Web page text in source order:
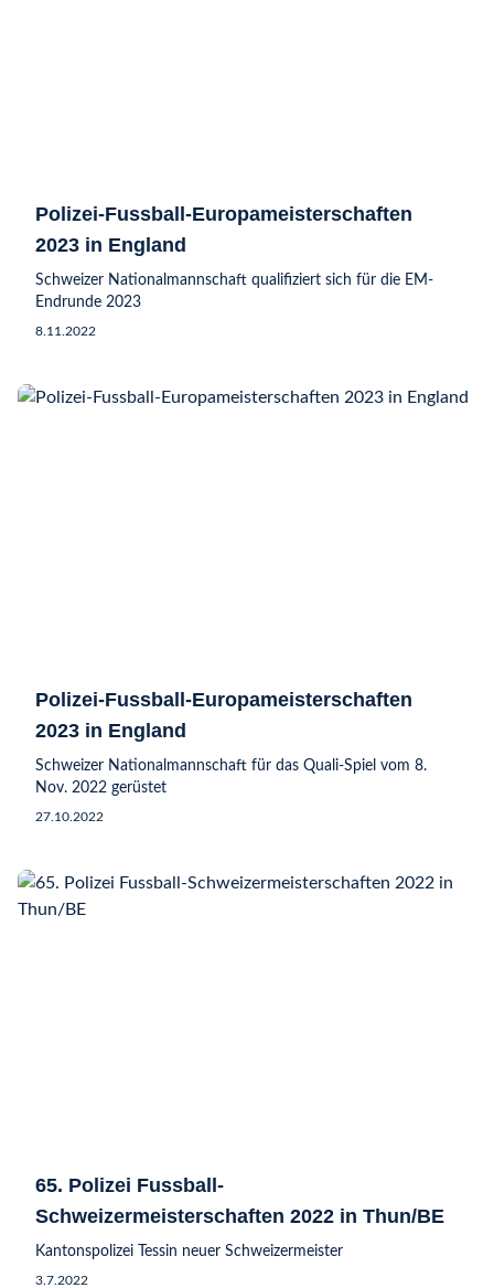
Polizei-Fussball-Europameisterschaften
2023 in England
Schweizer Nationalmannschaft qualifiziert sich für die EM-
Endrunde 2023
8.11.2022
Polizei-Fussball-Europameisterschaften
2023 in England
Schweizer Nationalmannschaft für das Quali-Spiel vom 8.
Nov. 2022 gerüstet
27.10.2022
65. Polizei Fussball-
Schweizermeisterschaften 2022 in Thun/BE
Kantonspolizei Tessin neuer Schweizermeister
3.7.2022